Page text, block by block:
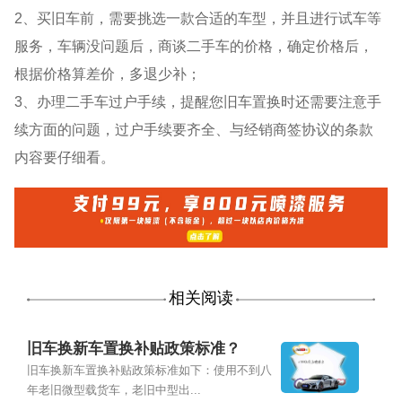
2、买旧车前，需要挑选一款合适的车型，并且进行试车等
服务，车辆没问题后，商谈二手车的价格，确定价格后，
根据价格算差价，多退少补；
3、办理二手车过户手续，提醒您旧车置换时还需要注意手
续方面的问题，过户手续要齐全、与经销商签协议的条款
内容要仔细看。
相关阅读
旧车换新车置换补贴政策标准？
旧车换新车置换补贴政策标准如下：使用不到八
年老旧微型载货车，老旧中型出...